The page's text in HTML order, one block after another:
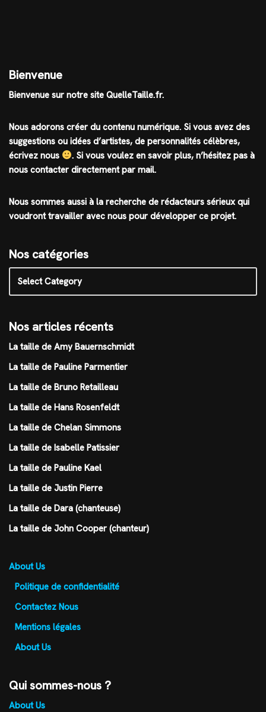
Bienvenue
Bienvenue sur notre site QuelleTaille.fr.
Nous adorons créer du contenu numérique. Si vous avez des
suggestions ou idées d’artistes, de personnalités célèbres,
écrivez nous
. Si vous voulez en savoir plus, n’hésitez pas à
nous contacter directement par mail.
Nous sommes aussi à la recherche de rédacteurs sérieux qui
voudront travailler avec nous pour développer ce projet.
Nos catégories
Nos articles récents
La taille de Amy Bauernschmidt
La taille de Pauline Parmentier
La taille de Bruno Retailleau
La taille de Hans Rosenfeldt
La taille de Chelan Simmons
La taille de Isabelle Patissier
La taille de Pauline Kael
La taille de Justin Pierre
La taille de Dara (chanteuse)
La taille de John Cooper (chanteur)
About Us
Politique de confidentialité
Contactez Nous
Mentions légales
About Us
Qui sommes-nous ?
About Us